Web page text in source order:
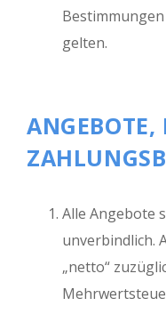
gelten.
ANGEBOTE,
Alle Angebote
unverbindlich.
„netto“